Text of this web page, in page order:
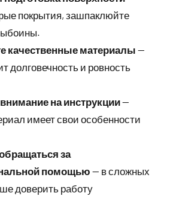
покрытия, зашпаклюйте
качественные материалы —
долговечность и ровность
на инструкции—
имеет свои особенности
за
помощью — в сложных
доверить работу